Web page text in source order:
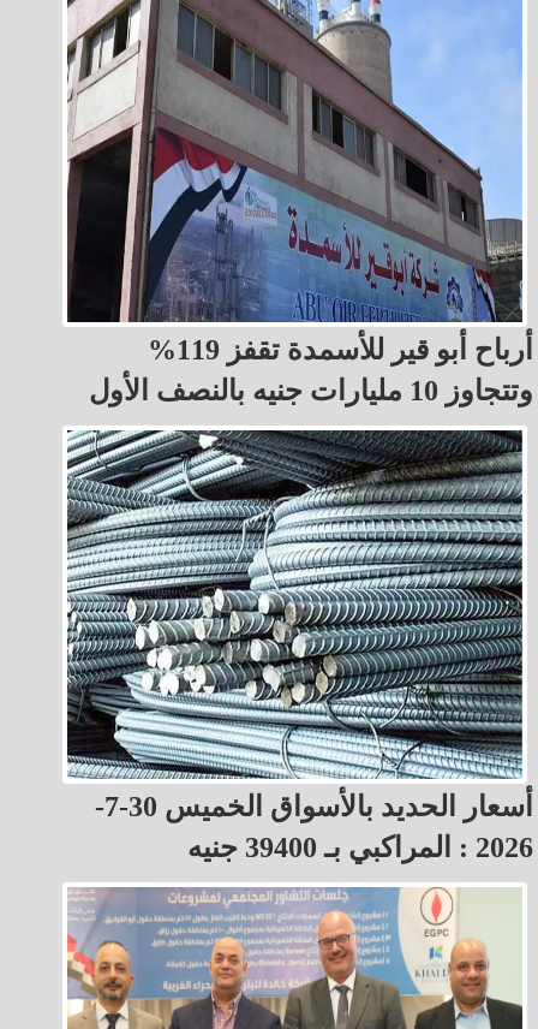
أرباح أبو قير للأسمدة تقفز 119%
وتتجاوز 10 مليارات جنيه بالنصف الأول
أسعار الحديد بالأسواق الخميس 30-7-
2026 : المراكبي بـ 39400 جنيه